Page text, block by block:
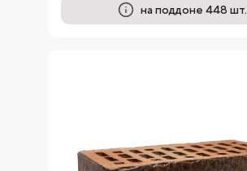
на поддоне 448 шт.